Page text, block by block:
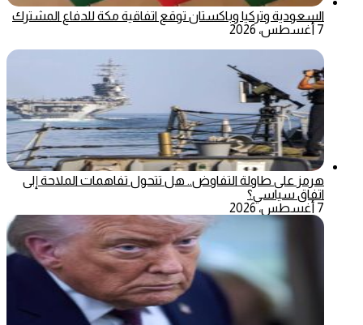
السعودية وتركيا وباكستان توقع اتفاقية مكة للدفاع المشترك
7 أغسطس، 2026
هرمز على طاولة التفاوض.. هل تتحول تفاهمات الملاحة إلى
اتفاق سياسي؟
7 أغسطس، 2026